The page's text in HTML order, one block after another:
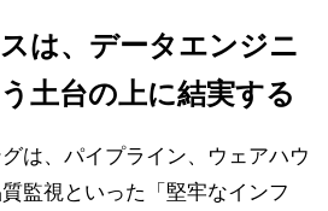
は、データエンジニ
土台の上に結実する
は、パイプライン、ウェアハウ
監視といった「堅牢なインフ